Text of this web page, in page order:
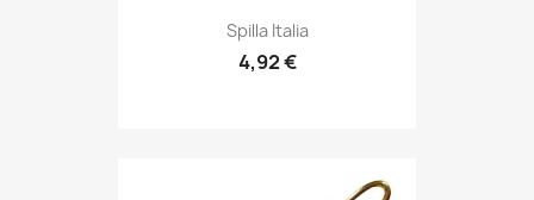
Anteprima
Spilla Italia
4,92 €